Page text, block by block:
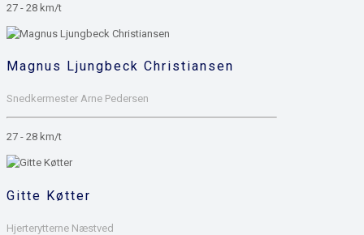
27 - 28 km/t
Magnus Ljungbeck Christiansen
Snedkermester Arne Pedersen
27 - 28 km/t
Gitte Køtter
Hjerterytterne Næstved